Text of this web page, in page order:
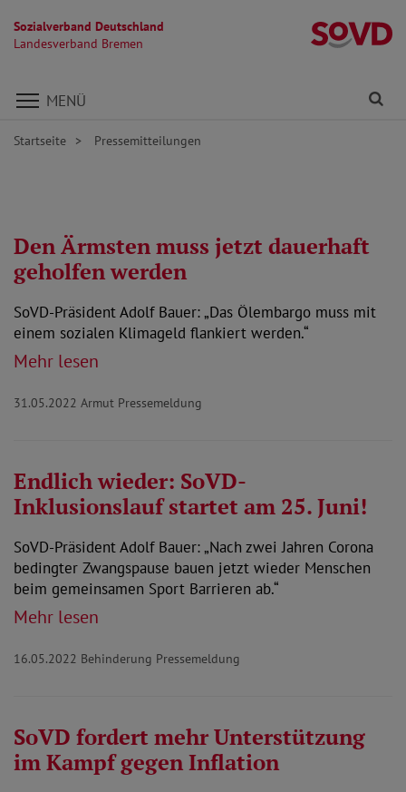
Sozialverband Deutschland
Landesverband Bremen
Direkt zu den Inhalten springen
MENÜ
Startseite Pressemitteilungen
Den Ärmsten muss jetzt dauerhaft
geholfen werden
SoVD-Präsident Adolf Bauer: „Das Ölembargo muss mit
einem sozialen Klimageld flankiert werden.“
Mehr lesen
31.05.2022 Armut Pressemeldung
Endlich wieder: SoVD-
Inklusionslauf startet am 25. Juni!
SoVD-Präsident Adolf Bauer: „Nach zwei Jahren Corona
bedingter Zwangspause bauen jetzt wieder Menschen
beim gemeinsamen Sport Barrieren ab.“
Mehr lesen
16.05.2022 Behinderung Pressemeldung
SoVD fordert mehr Unterstützung
im Kampf gegen Inflation